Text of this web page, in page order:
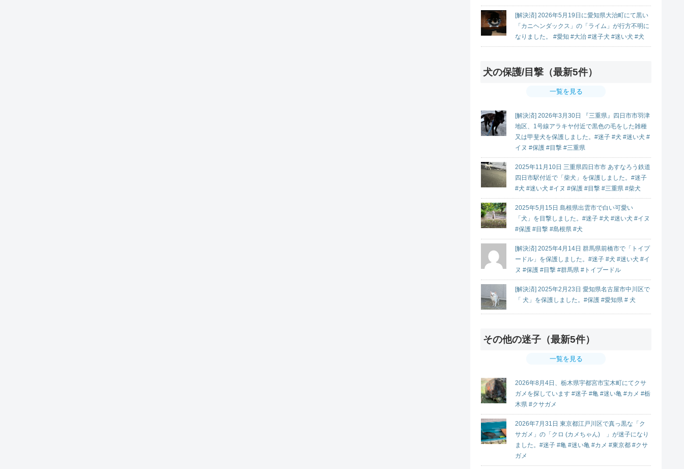
[解決済] 2026年5月19日に愛知県大治町にて黒い
「カニヘンダックス」の「ライム」が行方不明に
なりました。 #愛知 #大治 #迷子犬 #迷い犬 #犬
犬の保護/目撃（最新5件）
一覧を見る
[解決済] 2026年3月30日 『三重県』四日市市羽津
地区、1号線アラキヤ付近で黒色の毛をした雑種
又は甲斐犬を保護しました。#迷子 #犬 #迷い犬 #
イヌ #保護 #目撃 #三重県
2025年11月10日 三重県四日市市 あすなろう鉄道
四日市駅付近で「柴犬」を保護しました。#迷子
#犬 #迷い犬 #イヌ #保護 #目撃 #三重県 #柴犬
2025年5月15日 島根県出雲市で白い可愛い
「犬」を目撃しました。#迷子 #犬 #迷い犬 #イヌ
#保護 #目撃 #島根県 #犬
[解決済] 2025年4月14日 群馬県前橋市で「トイプ
ードル」を保護しました。#迷子 #犬 #迷い犬 #イ
ヌ #保護 #目撃 #群馬県 #トイプードル
[解決済] 2025年2月23日 愛知県名古屋市中川区で
「 犬」を保護しました。#保護 #愛知県 # 犬
その他の迷子（最新5件）
一覧を見る
2026年8月4日、栃木県宇都宮市宝木町にてクサ
ガメを探しています #迷子 #亀 #迷い亀 #カメ #栃
木県 #クサガメ
2026年7月31日 東京都江戸川区で真っ黒な「ク
サガメ」の「クロ (カメちゃん) 」が迷子になり
ました。#迷子 #亀 #迷い亀 #カメ #東京都 #クサ
ガメ